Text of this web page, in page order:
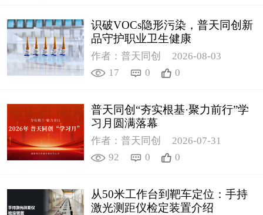
识破VOCs隐形污染，普天同创新
品守护职业卫生健康
作者：普天同创
2026-08-03
17
0 0
普天同创“夯实根基·聚力前行”学
习月圆满落幕
作者：普天同创
2026-07-31
92
0 0
从50米工作台到靶车定位：手持
激光测距仪检定装置介绍